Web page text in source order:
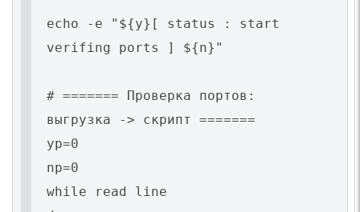
echo -e "${y}[ status : start
verifing ports ] ${n}"
# ======= Проверка портов:
выгрузка -> скрипт =======
yp=0
np=0
while read line